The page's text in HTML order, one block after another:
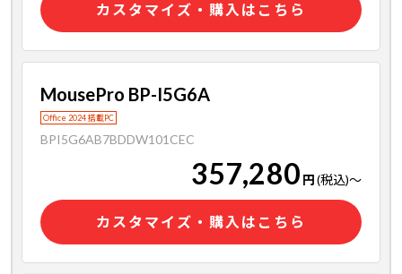
カスタマイズ・購入はこちら
MousePro BP-I5G6A
Office 2024 搭載PC
BPI5G6AB7BDDW101CEC
357,280 円(税込)～
カスタマイズ・購入はこちら